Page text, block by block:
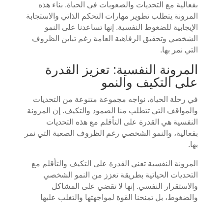
بفعالية مع التحديات والصعوبات في الحياة. بناء هذه
المرونة يتطلب تطوير مهارات التحكم الذاتي والاستجابة
الإيجابية للضغوط النفسية. إنها تساعدنا على النمو
الشخصي وتحقيق الرفاهية العامة رغم تباين الظروف
التي نمر بها.
المرونة النفسية: تعزيز القدرة
على التكيف والنمو
في رحلة الحياة، نواجه مجموعة متنوعة من التحديات
والمواقف التي تتطلب منا الصمود والتكيف. إن المرونة
النفسية هي القدرة على التأقلم مع هذه التحديات
بفعالية، والنمو الشخصي رغم الظروف الصعبة التي نمر
بها.
المرونة النفسية تعني القدرة على التكيف والتأقلم مع
التحديات الحياتية بطريقة تعزز من النمو الشخصي
والاستقرار النفسي. إنها لا تقضي على المشاكل
والضغوط، بل تمنحنا القوة لمواجهتها والتغلب عليها